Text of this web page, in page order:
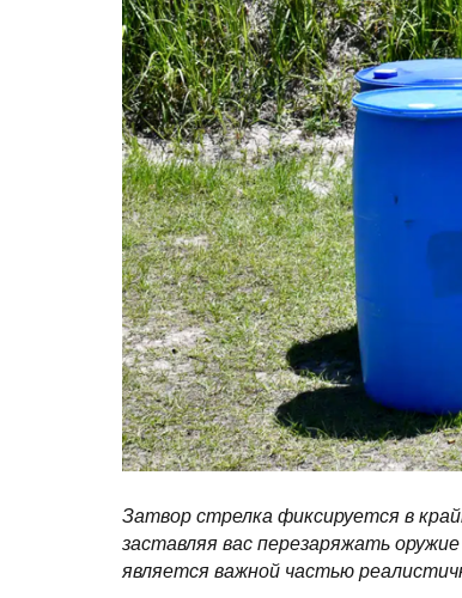
Затвор стрелка фиксируется в
заставляя вас перезаряжать
является важной частью